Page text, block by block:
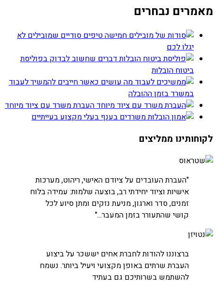
מאמרים נבחרים
חמישה טיפים סודיים שמובילים לא
יגלו לכם
דברים שחשוב לבדוק בפוליסת
ביטוח הובלות
מה עושים כאשר חייבים להמשיך לעבוד
במשרד בזמן ההובלה
העברת משרד עם ציוד מיוחד
הובלות משרדים בענף בעלי מקצוע בעייתיים
לקוחותינו ממליצים
חברת שטראוס
"העברת העובדים על ציודם האישי, ריהוט, מערכות
אישיות וציוד יחידתי רב, בוצעה שלמות: עמידה בלוח
זמנים, סדר וארגון, מניעת נזקים ומתן סיוע לכל
קושי שהתעורר בזמן המעבר..."
חברת נטויז'ן
העברת חדרי שרתים
ברצוננו להודות לחברת אחים יששכר על ביצוע
העברת שרתים באופן מקצועי ויעיל ביותר. נשמח
להשתמש בשרותיכם גם בעתיד